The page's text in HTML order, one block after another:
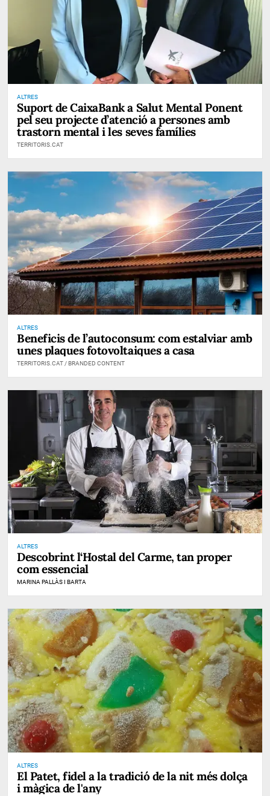
ALTRES
Suport de CaixaBank a Salut Mental Ponent
pel seu projecte d’atenció a persones amb
trastorn mental i les seves famílies
TERRITORIS.CAT
ALTRES
Beneficis de l’autoconsum: com estalviar amb
unes plaques fotovoltaiques a casa
TERRITORIS.CAT / BRANDED CONTENT
ALTRES
Descobrint l‘Hostal del Carme, tan proper
com essencial
MARINA PALLÀS I BARTA
ALTRES
El Patet, fidel a la tradició de la nit més dolça
i màgica de l'any